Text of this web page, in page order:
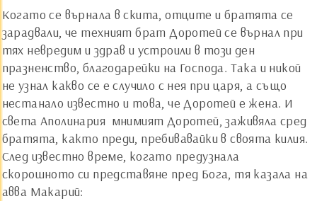
Когато се върнала в скита, отците и братята се
зарадвали, че техният брат Доротей се върнал при
тях невредим и здрав и устроили в този ден
празненство, благодарейки на Господа. Така и никой
не узнал какво се е случило с нея при царя, а също
нестанало известно и това, че Доротей е жена. И
света Аполинария ­ мнимият Доротей, заживяла сред
братята, както преди, пребивавайки в своята килия.
След известно време, когато предузнала
скорошното си представяне пред Бога, тя казала на
авва Макарий: